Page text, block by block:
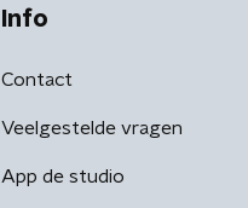
Info
Contact
Veelgestelde vragen
App de studio